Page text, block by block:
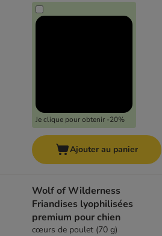
Je clique pour obtenir -20%
Ajouter au panier
Wolf of Wilderness
Friandises lyophilisées
premium pour chien
cœurs de poulet (70 g)